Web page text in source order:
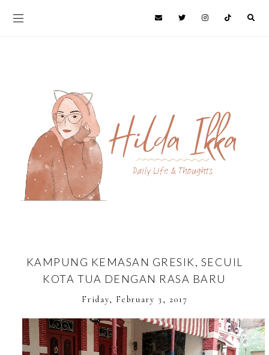
KAMPUNG KEMASAN GRESIK, SECUIL
KOTA TUA DENGAN RASA BARU
Friday, February 3, 2017